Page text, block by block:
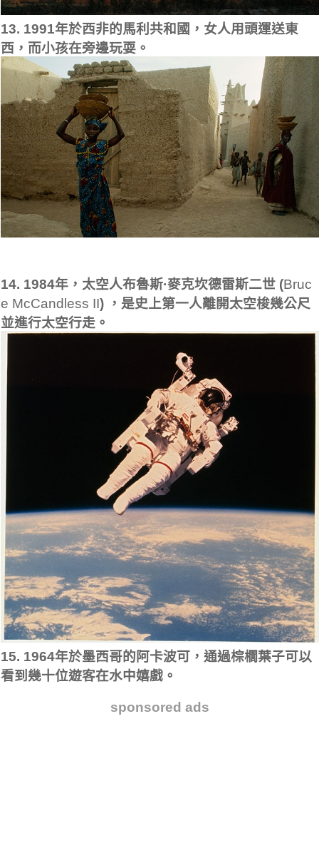
13. 1991年於西非的馬利共和國，女人用頭運送東
西，而小孩在旁邊玩耍。
14. 1984年，太空人布魯斯·麥克坎德雷斯二世 (Bruc
e McCandless II) ，是史上第一人離開太空梭幾公尺
並進行太空行走。
15. 1964年於墨西哥的阿卡波可，通過棕櫚葉子可以
看到幾十位遊客在水中嬉戲。
sponsored ads